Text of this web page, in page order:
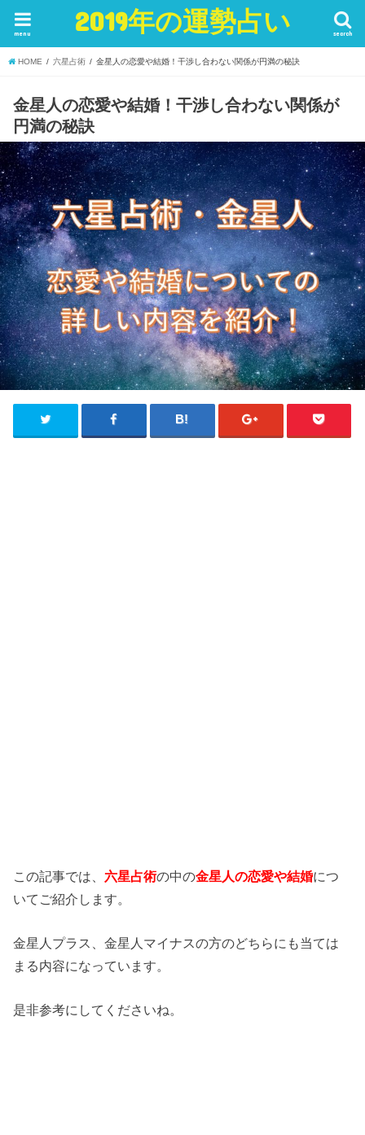
2019年の運勢占い search
menu
HOME 六星占術 金星人の恋愛や結婚！干渉し合わない関係が円満の秘訣
金星人の恋愛や結婚！干渉し合わない関係が
円満の秘訣
この記事では、六星占術の中の金星人の恋愛や結婚につ
いてご紹介します。
金星人プラス、金星人マイナスの方のどちらにも当ては
まる内容になっています。
是非参考にしてくださいね。